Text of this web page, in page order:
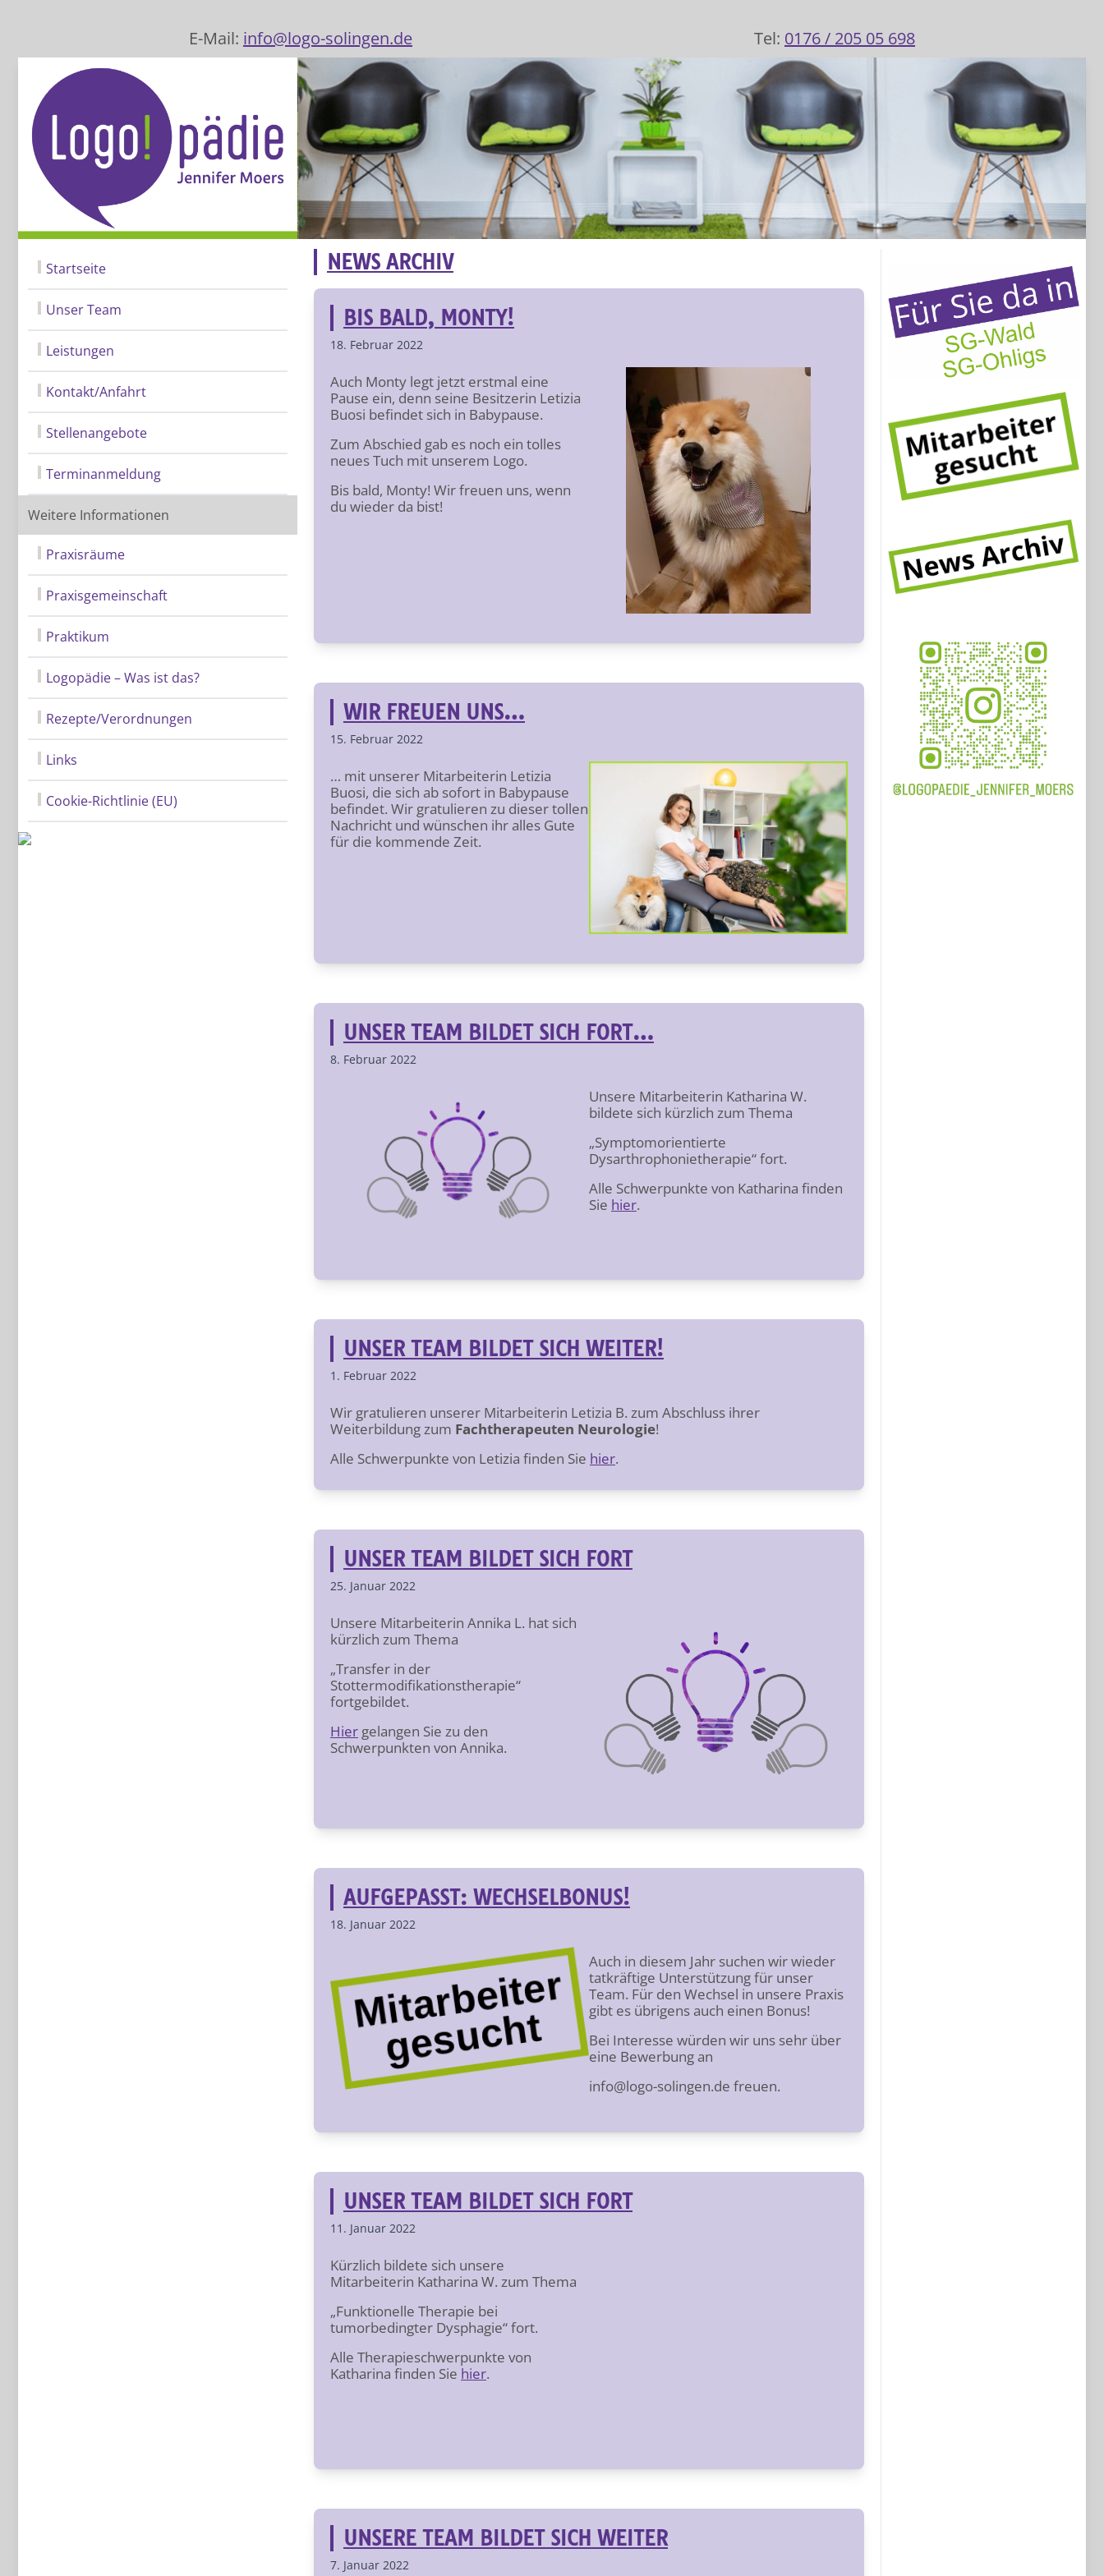
E-Mail: info@logo-solingen.de Tel: 0176 / 205 05 698
Startseite
Unser Team
Leistungen
Kontakt/Anfahrt
Stellenangebote
Terminanmeldung
Weitere Informationen
Praxisräume
Praxisgemeinschaft
Praktikum
Logopädie – Was ist das?
Rezepte/Verordnungen
Links
Cookie-Richtlinie (EU)
NEWS ARCHIV
BIS BALD, MONTY!
18. Februar 2022
Auch Monty legt jetzt erstmal eine
Pause ein, denn seine Besitzerin Letizia
Buosi befindet sich in Babypause.
Zum Abschied gab es noch ein tolles
neues Tuch mit unserem Logo.
Bis bald, Monty! Wir freuen uns, wenn
du wieder da bist!
WIR FREUEN UNS…
15. Februar 2022
… mit unserer Mitarbeiterin Letizia
Buosi, die sich ab sofort in Babypause
befindet. Wir gratulieren zu dieser tollen
Nachricht und wünschen ihr alles Gute
für die kommende Zeit.
UNSER TEAM BILDET SICH FORT…
8. Februar 2022
Unsere Mitarbeiterin Katharina W.
bildete sich kürzlich zum Thema
„Symptomorientierte
Dysarthrophonietherapie“ fort.
Alle Schwerpunkte von Katharina finden
Sie hier.
UNSER TEAM BILDET SICH WEITER!
1. Februar 2022
Wir gratulieren unserer Mitarbeiterin Letizia B. zum Abschluss ihrer
Weiterbildung zum Fachtherapeuten Neurologie!
Alle Schwerpunkte von Letizia finden Sie hier.
UNSER TEAM BILDET SICH FORT
25. Januar 2022
Unsere Mitarbeiterin Annika L. hat sich
kürzlich zum Thema
„Transfer in der
Stottermodifikationstherapie“
fortgebildet.
Hier gelangen Sie zu den
Schwerpunkten von Annika.
AUFGEPASST: WECHSELBONUS!
18. Januar 2022
Auch in diesem Jahr suchen wir wieder
tatkräftige Unterstützung für unser
Team. Für den Wechsel in unsere Praxis
gibt es übrigens auch einen Bonus!
Bei Interesse würden wir uns sehr über
eine Bewerbung an
info@logo-solingen.de freuen.
UNSER TEAM BILDET SICH FORT
11. Januar 2022
Kürzlich bildete sich unsere
Mitarbeiterin Katharina W. zum Thema
„Funktionelle Therapie bei
tumorbedingter Dysphagie“ fort.
Alle Therapieschwerpunkte von
Katharina finden Sie hier.
UNSERE TEAM BILDET SICH WEITER
7. Januar 2022